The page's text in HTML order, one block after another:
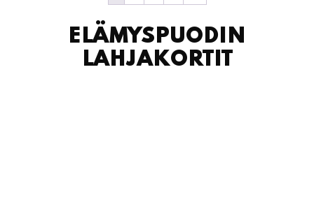
ELÄMYSPUODIN
LAHJAKORTIT